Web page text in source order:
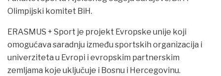
Olimpijski komitet BiH.
ERASMUS + Sport je projekt Evropske unije koji
omogućava saradnju između sportskih organizacija i
univerziteta u Evropi i evropskim partnerskim
zemljama koje uključuje i Bosnu i Hercegovinu.